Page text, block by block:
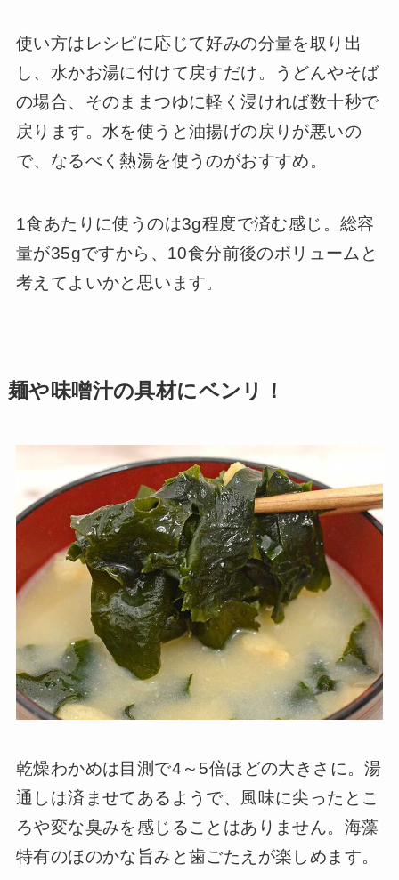
使い方はレシピに応じて好みの分量を取り出
し、水かお湯に付けて戻すだけ。うどんやそば
の場合、そのままつゆに軽く浸ければ数十秒で
戻ります。水を使うと油揚げの戻りが悪いの
で、なるべく熱湯を使うのがおすすめ。
1食あたりに使うのは3g程度で済む感じ。総容
量が35gですから、10食分前後のボリュームと
考えてよいかと思います。
麺や味噌汁の具材にベンリ！
乾燥わかめは目測で4～5倍ほどの大きさに。湯
通しは済ませてあるようで、風味に尖ったとこ
ろや変な臭みを感じることはありません。海藻
特有のほのかな旨みと歯ごたえが楽しめます。